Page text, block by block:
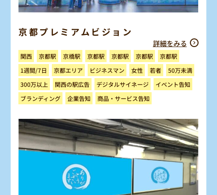
京都プレミアムビジョン
詳細をみる
関西 京都駅 京橋駅 京都駅 京都駅 京都駅 京都駅
1週間/7日 京都エリア ビジネスマン 女性 若者 50万未満
300万以上 関西の駅広告 デジタルサイネージ イベント告知
ブランディング 企業告知 商品・サービス告知